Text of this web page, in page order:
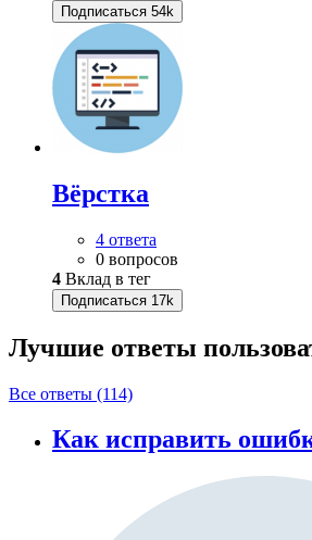
Подписаться 54k
Вёрстка
4 ответа
0 вопросов
4 Вклад в тег
Подписаться 17k
Лучшие ответы
Все ответы (114)
Как исправить